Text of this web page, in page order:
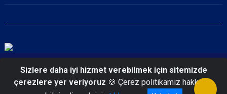
© 2026 Aydın Emniyet Müdürlüğü
Sizlere daha iyi hizmet verebilmek için sitemizde
çerezlere yer veriyoruz 🍪 Çerez politikamız hakkında